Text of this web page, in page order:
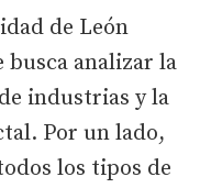
de León
analizar la
industrias y la
Por un lado,
los tipos de